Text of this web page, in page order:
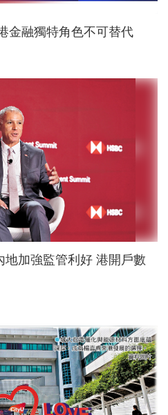
化互聯互通鏈接全球 港金融獨特角色不可替代
監管利好 港開戶數